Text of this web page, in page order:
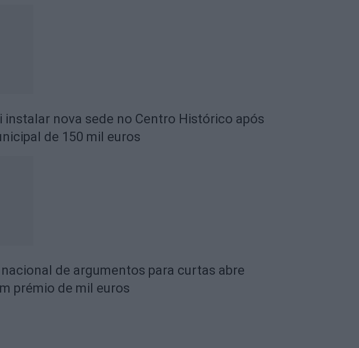
instalar nova sede no Centro Histórico após
de 150 mil euros
de argumentos para curtas abre
prémio de mil euros